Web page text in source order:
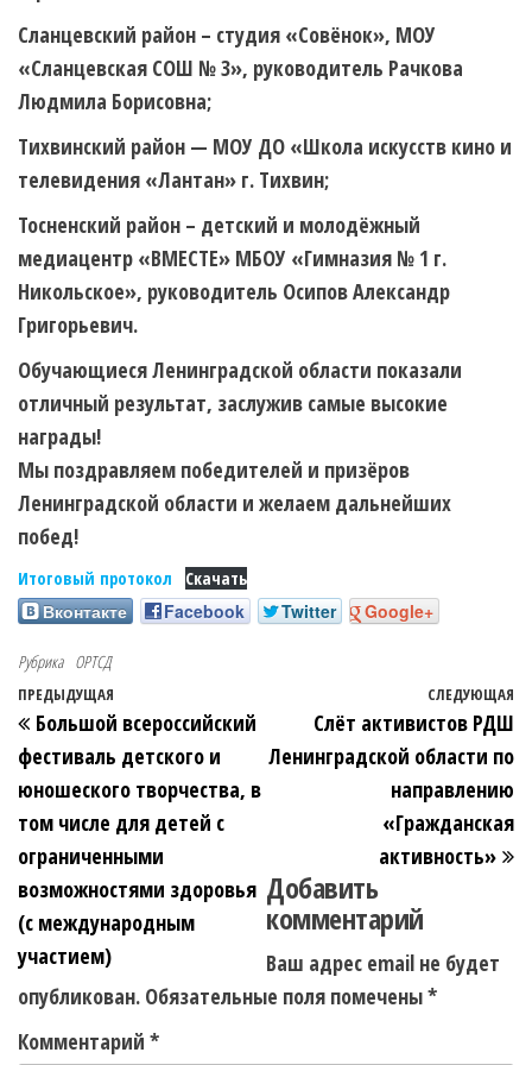
Сланцевский район – студия «Совёнок», МОУ
«Сланцевская СОШ № 3», руководитель Рачкова
Людмила Борисовна;
Тихвинский район — МОУ ДО «Школа искусств кино и
телевидения «Лантан» г. Тихвин;
Тосненский район – детский и молодёжный
медиацентр «ВМЕСТЕ» МБОУ «Гимназия № 1 г.
Никольское», руководитель Осипов Александр
Григорьевич.
Обучающиеся Ленинградской области показали
отличный результат, заслужив самые высокие
награды!
Мы поздравляем победителей и призёров
Ленинградской области и желаем дальнейших
побед!
Итоговый протокол Скачать
Вконтакте Facebook Twitter Google+
Рубрика ОРТСД
ПРЕДЫДУЩАЯ
Большой всероссийский
фестиваль детского и
юношеского творчества, в
том числе для детей с
ограниченными
возможностями здоровья
(с международным
участием)
СЛЕДУЮЩАЯ
Слёт активистов РДШ
Ленинградской области по
направлению
«Гражданская
активность»
Добавить
комментарий
Ваш адрес email не будет
опубликован. Обязательные поля помечены*
Комментарий *